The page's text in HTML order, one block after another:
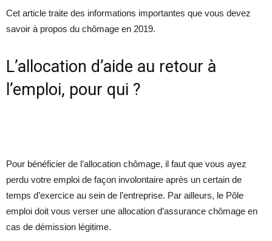
Cet article traite des informations importantes que vous devez
savoir à propos du chômage en 2019.
L’allocation d’aide au retour à
l’emploi, pour qui ?
Pour bénéficier de l’allocation chômage, il faut que vous ayez
perdu votre emploi de façon involontaire après un certain de
temps d’exercice au sein de l’entreprise. Par ailleurs, le Pôle
emploi doit vous verser une allocation d’assurance chômage en
cas de démission légitime.